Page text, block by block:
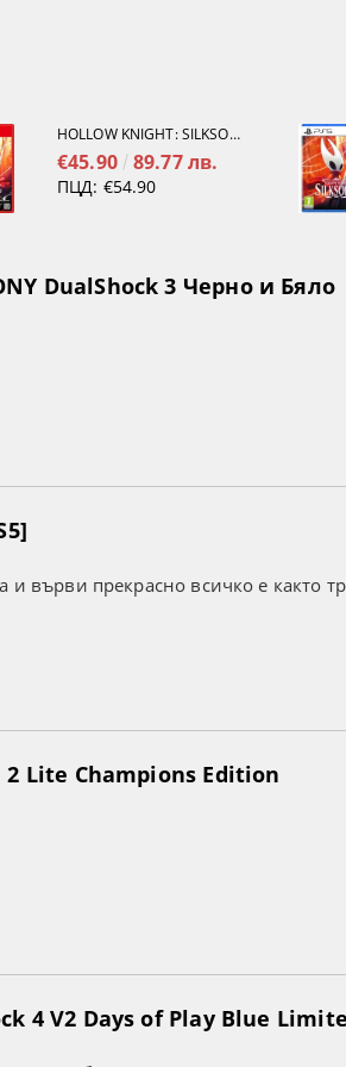
HOLLOW KNIGHT: SILKSONG [NINTENDO SWITCH 2]
€45.90 89.77 лв.
ПЦД: €54.90
DualShock 3 Черно и Бяло
и върви прекрасно всичко е както
2 Lite Champions Edition
4 V2 Days of Play Blue